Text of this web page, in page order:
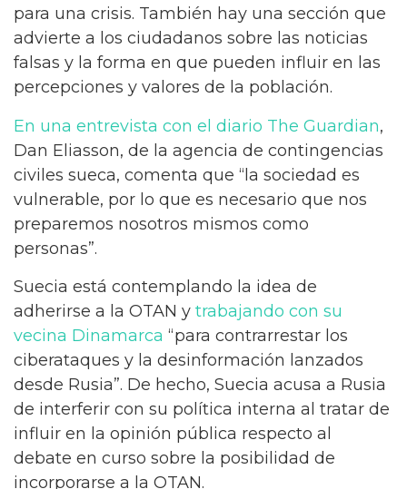
para una crisis. También hay una sección que
advierte a los ciudadanos sobre las noticias
falsas y la forma en que pueden influir en las
percepciones y valores de la población.
En una entrevista con el diario The Guardian,
Dan Eliasson, de la agencia de contingencias
civiles sueca, comenta que “la sociedad es
vulnerable, por lo que es necesario que nos
preparemos nosotros mismos como
personas”.
Suecia está contemplando la idea de
adherirse a la OTAN y trabajando con su
vecina Dinamarca “para contrarrestar los
ciberataques y la desinformación lanzados
desde Rusia”. De hecho, Suecia acusa a Rusia
de interferir con su política interna al tratar de
influir en la opinión pública respecto al
debate en curso sobre la posibilidad de
incorporarse a la OTAN.